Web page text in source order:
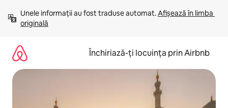
mergi
conținut
Unele informații au fost traduse automat. Afișează în limba
originală
Închiriază-ți locuința prin Airbnb